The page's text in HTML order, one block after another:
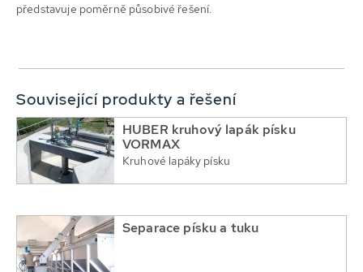
představuje poměrně působivé řešení.
Související produkty a řešení
HUBER kruhový lapák písku
VORMAX
Kruhové lapáky písku
Separace písku a tuku